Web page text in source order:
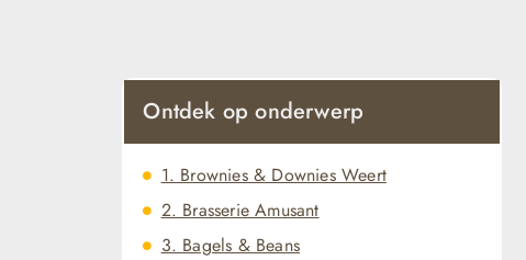
Ontdek op onderwerp
1. Brownies & Downies Weert
2. Brasserie Amusant
3. Bagels & Beans